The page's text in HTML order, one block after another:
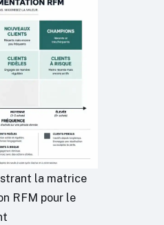
la matrice
RFM pour le